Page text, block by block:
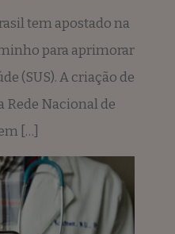
tem apostado na
para aprimorar
(SUS). A criação de
Rede Nacional de
[…]